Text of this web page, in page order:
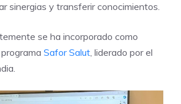
sinergias y transferir conocimientos.
se ha incorporado como
Safor Salut, liderado por el